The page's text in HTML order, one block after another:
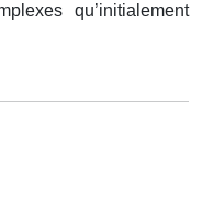
qu’initialement